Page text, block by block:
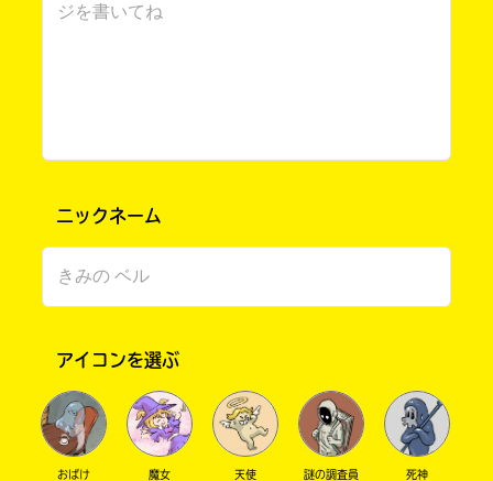
書店に届いた
みんなからのお手紙が
読める
ニックネーム
アイコンを選ぶ
おばけ 魔女 天使 謎の調査員 死神